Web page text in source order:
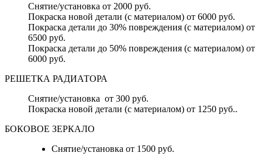
Снятие/установка от 2000 руб.
Покраска новой детали (с материалом) от 6000 руб.
Покраска детали до 30% повреждения (с материалом) от
6500 руб.
Покраска детали до 50% повреждения (с материалом) от
6000 руб.
РЕШЕТКА РАДИАТОРА
Снятие/установка от 300 руб.
Покраска новой детали (с материалом) от 1250 руб..
БОКОВОЕ ЗЕРКАЛО
Снятие/установка от 1500 руб.